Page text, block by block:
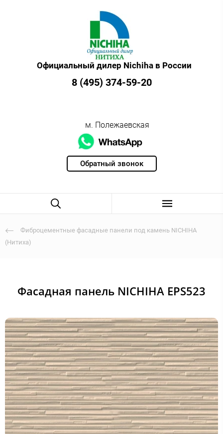
Обратный звонок
Официальный дилер Nichiha в России
8 (495) 374-59-20
м. Полежаевская
Фиброцементные фасадные панели под камень NICHIHA
(Нитиха)
Фасадная панель NICHIHA EPS523